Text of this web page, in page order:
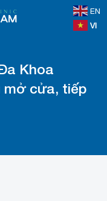
EN
VI
Khoa
mở cửa, tiếp